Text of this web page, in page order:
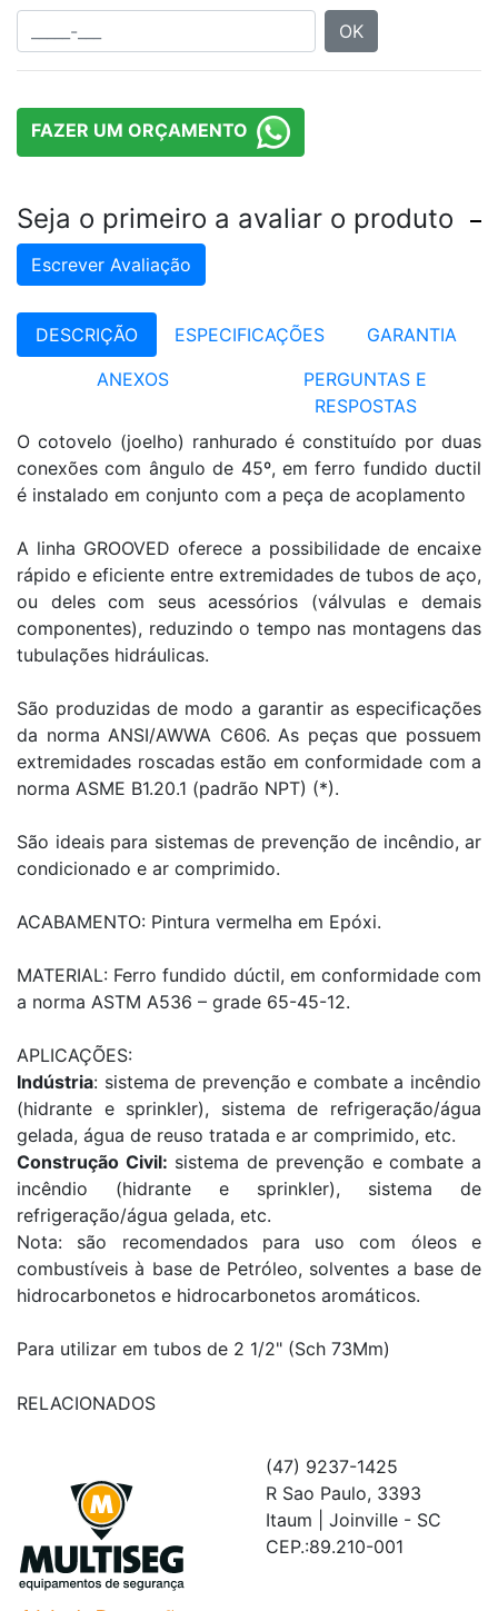
OK
FAZER UM ORÇAMENTO
Seja o primeiro a avaliar o produto
Escrever Avaliação
DESCRIÇÃO ESPECIFICAÇÕES
GARANTIA
ANEXOS
PERGUNTAS E
RESPOSTAS
O cotovelo (joelho) ranhurado é constituído por duas
conexões com ângulo de 45º, em ferro fundido ductil
é instalado em conjunto com a peça de acoplamento
A linha GROOVED oferece a possibilidade de encaixe
rápido e eficiente entre extremidades de tubos de aço,
ou deles com seus acessórios (válvulas e demais
componentes), reduzindo o tempo nas montagens das
tubulações hidráulicas.
São produzidas de modo a garantir as especificações
da norma ANSI/AWWA C606. As peças que possuem
extremidades roscadas estão em conformidade com a
norma ASME B1.20.1 (padrão NPT) (*).
São ideais para sistemas de prevenção de incêndio, ar
condicionado e ar comprimido.
ACABAMENTO: Pintura vermelha em Epóxi.
MATERIAL: Ferro fundido dúctil, em conformidade com
a norma ASTM A536 – grade 65-45-12.
APLICAÇÕES:
Indústria: sistema de prevenção e combate a incêndio
(hidrante e sprinkler), sistema de refrigeração/água
gelada, água de reuso tratada e ar comprimido, etc.
Construção Civil: sistema de prevenção e combate a
incêndio (hidrante e sprinkler), sistema de
refrigeração/água gelada, etc.
Nota: são recomendados para uso com óleos e
combustíveis à base de Petróleo, solventes a base de
hidrocarbonetos e hidrocarbonetos aromáticos.
Para utilizar em tubos de 2 1/2" (Sch 73Mm)
RELACIONADOS
(47) 9237-1425
R Sao Paulo, 3393
Itaum | Joinville - SC
CEP.:89.210-001